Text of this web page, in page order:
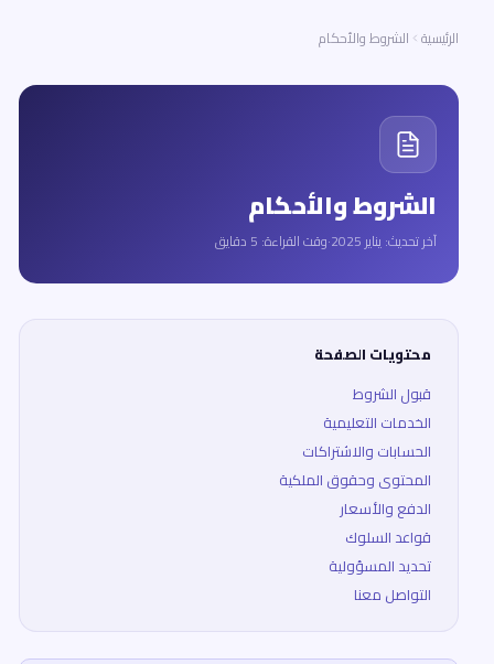
الرئيسية الشروط والأحكام
الشروط والأحكام
آخر تحديث: يناير 2025 ·وقت القراءة: 5 دقايق
محتويات الصفحة
قبول الشروط
الخدمات التعليمية
الحسابات والاشتراكات
المحتوى وحقوق الملكية
الدفع والأسعار
قواعد السلوك
تحديد المسؤولية
التواصل معنا